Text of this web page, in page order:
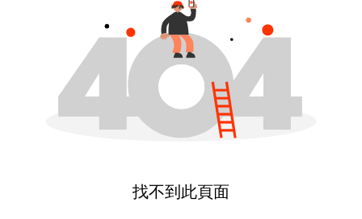
找不到此頁面